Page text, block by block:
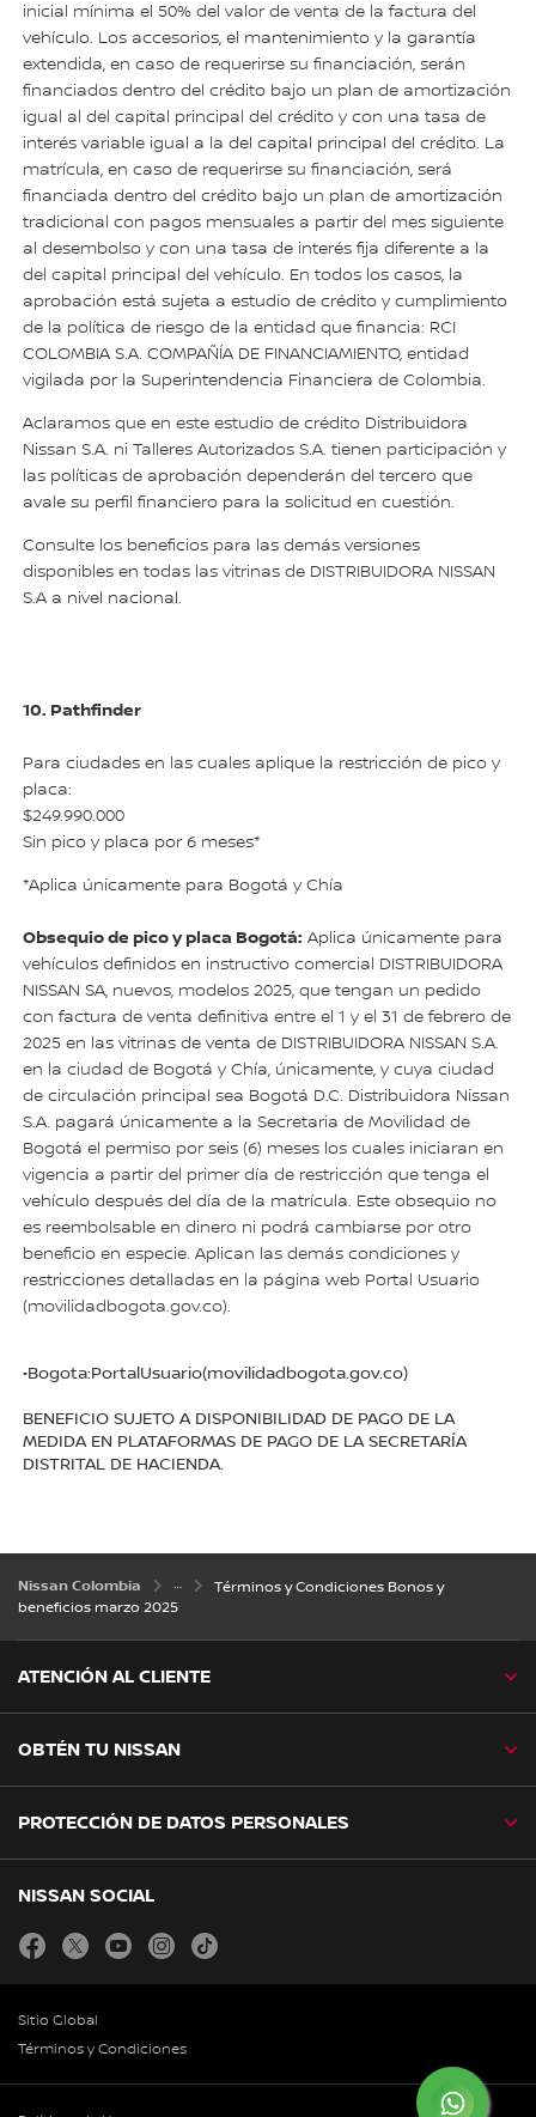
inicial mínima el 50% del valor de venta de la factura del
vehículo. Los accesorios, el mantenimiento y la garantía
extendida, en caso de requerirse su financiación, serán
financiados dentro del crédito bajo un plan de amortización
igual al del capital principal del crédito y con una tasa de
interés variable igual a la del capital principal del crédito. La
matrícula, en caso de requerirse su financiación, será
financiada dentro del crédito bajo un plan de amortización
tradicional con pagos mensuales a partir del mes siguiente
al desembolso y con una tasa de interés fija diferente a la
del capital principal del vehículo. En todos los casos, la
aprobación está sujeta a estudio de crédito y cumplimiento
de la política de riesgo de la entidad que financia: RCI
COLOMBIA S.A. COMPAÑÍA DE FINANCIAMIENTO, entidad
vigilada por la Superintendencia Financiera de Colombia.
Aclaramos que en este estudio de crédito Distribuidora
Nissan S.A. ni Talleres Autorizados S.A. tienen participación y
las políticas de aprobación dependerán del tercero que
avale su perfil financiero para la solicitud en cuestión.
Consulte los beneficios para las demás versiones
disponibles en todas las vitrinas de DISTRIBUIDORA NISSAN
S.A a nivel nacional.
10. Pathfinder
Para ciudades en las cuales aplique la restricción de pico y
placa:
$249.990.000
Sin pico y placa por 6 meses*
*Aplica únicamente para Bogotá y Chía
Obsequio de pico y placa Bogotá: Aplica únicamente para
vehículos definidos en instructivo comercial DISTRIBUIDORA
NISSAN SA, nuevos, modelos 2025, que tengan un pedido
con factura de venta definitiva entre el 1 y el 31 de febrero de
2025 en las vitrinas de venta de DISTRIBUIDORA NISSAN S.A.
en la ciudad de Bogotá y Chía, únicamente, y cuya ciudad
de circulación principal sea Bogotá D.C. Distribuidora Nissan
S.A. pagará únicamente a la Secretaria de Movilidad de
Bogotá el permiso por seis (6) meses los cuales iniciaran en
vigencia a partir del primer día de restricción que tenga el
vehículo después del día de la matrícula. Este obsequio no
es reembolsable en dinero ni podrá cambiarse por otro
beneficio en especie. Aplican las demás condiciones y
restricciones detalladas en la página web Portal Usuario
(movilidadbogota.gov.co).
•Bogota:PortalUsuario(movilidadbogota.gov.co)
BENEFICIO SUJETO A DISPONIBILIDAD DE PAGO DE LA
MEDIDA EN PLATAFORMAS DE PAGO DE LA SECRETARÍA
DISTRITAL DE HACIENDA.
Nissan Colombia
Términos y Condiciones Bonos y
beneficios marzo 2025
ATENCIÓN AL CLIENTE
OBTÉN TU NISSAN
PROTECCIÓN DE DATOS PERSONALES
NISSAN SOCIAL
facebooktwitter youtube instagram
Sitio Global
Términos y Condiciones